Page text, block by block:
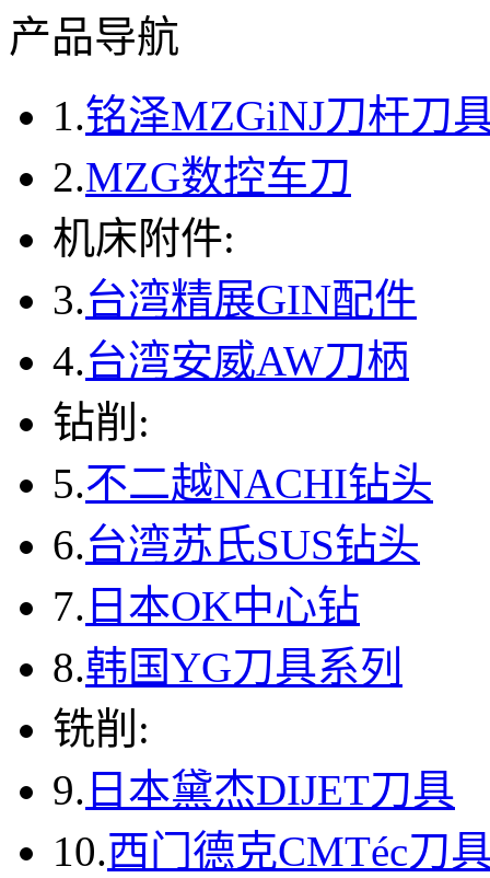
产品导航
1.铭泽MZGiNJ刀杆刀
2.MZG数控车刀
机床附件:
3.台湾精展GIN配件
4.台湾安威AW刀柄
钻削:
5.不二越NACHI钻头
6.台湾苏氏SUS钻头
7. 日本OK中心钻
8.韩国YG刀具系列
铣削:
9. 日本黛杰DIJET刀具
10.西门德克CMTéc刀